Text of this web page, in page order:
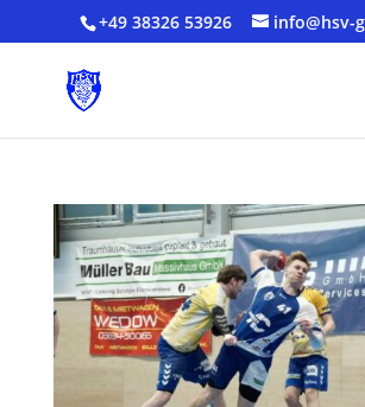
+49 38326 53926 info@hsv-